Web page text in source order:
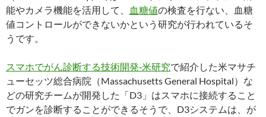
能やカメラ機能を活用して、
血糖値の検査を行ない、血糖
値コントロールができないかという研究が行われているそ
うです。
スマホでがん診断する技術開発‐米研究で紹介した米マサチ
ューセッツ総合病院（Massachusetts General Hospital）な
どの研究チームが開発した「D3」はスマホに接続すること
でガンを診断することができるそうで、D3システムは、が